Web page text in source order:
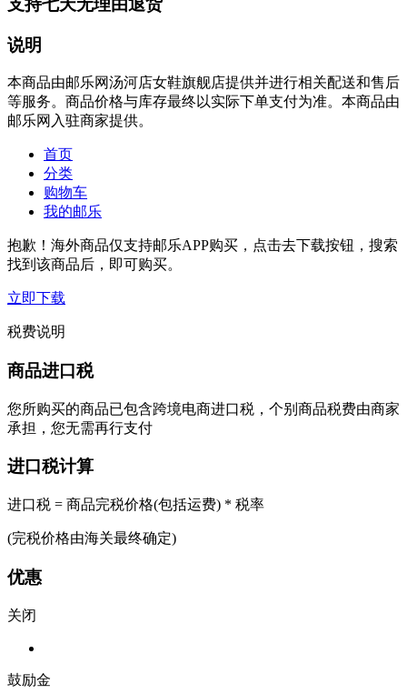
支持七天无理由退货
说明
本商品由邮乐网汤河店女鞋旗舰店提供并进行相关配送和售后
等服务。商品价格与库存最终以实际下单支付为准。本商品由
邮乐网入驻商家提供。
首页
分类
购物车
我的邮乐
抱歉！海外商品仅支持邮乐APP购买，点击去下载按钮，搜索
找到该商品后，即可购买。
立即下载
税费说明
商品进口税
您所购买的商品已包含跨境电商进口税，个别商品税费由商家
承担，您无需再行支付
进口税计算
进口税 = 商品完税价格(包括运费) * 税率
(完税价格由海关最终确定)
优惠
关闭
鼓励金